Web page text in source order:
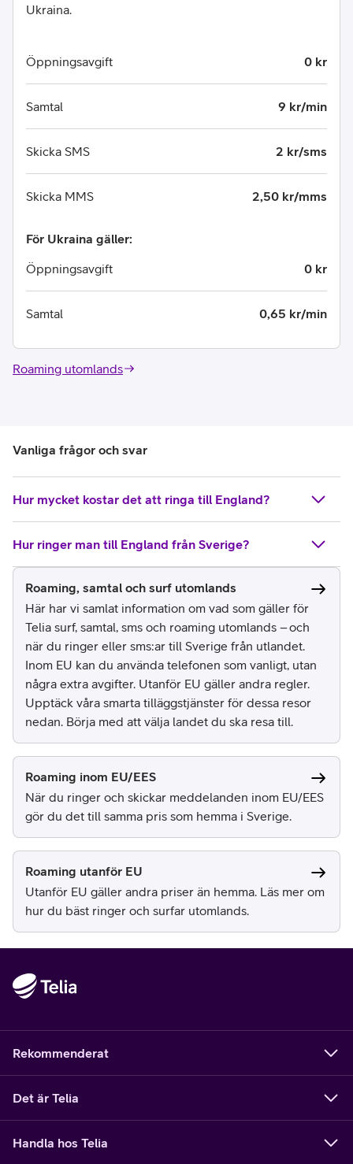
Ukraina.
Öppningsavgift 0 kr
Samtal 9 kr/min
Skicka SMS 2 kr/sms
Skicka MMS 2,50 kr/mms
För Ukraina gäller:
Öppningsavgift 0 kr
Samtal 0,65 kr/min
Roaming utomlands
Vanliga frågor och svar
Hur mycket kostar det att ringa till England?
Hur ringer man till England från Sverige?
Roaming, samtal och surf utomlands
Här har vi samlat information om vad som gäller för
Telia surf, samtal, sms och roaming utomlands – och
när du ringer eller sms:ar till Sverige från utlandet.
Inom EU kan du använda telefonen som vanligt, utan
några extra avgifter. Utanför EU gäller andra regler.
Upptäck våra smarta tilläggstjänster för dessa resor
nedan. Börja med att välja landet du ska resa till.
Roaming inom EU/EES
När du ringer och skickar meddelanden inom EU/EES
gör du det till samma pris som hemma i Sverige.
Roaming utanför EU
Utanför EU gäller andra priser än hemma. Läs mer om
hur du bäst ringer och surfar utomlands.
Rekommenderat
Det är Telia
Handla hos Telia